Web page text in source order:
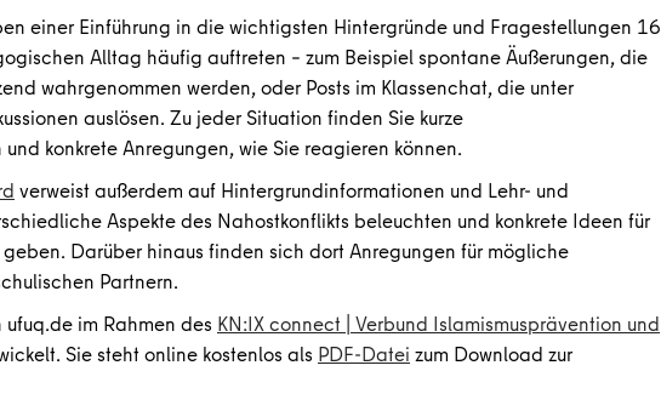
einer Einführung in die wichtigsten Hintergründe und Fragestellungen 16
Alltag häufig auftreten – zum Beispiel spontane Äußerungen, die
wahrgenommen werden, oder Posts im Klassenchat, die unter
auslösen. Zu jeder Situation finden Sie kurze
konkrete Anregungen, wie Sie reagieren können.
verweist außerdem auf Hintergrundinformationen und Lehr- und
Aspekte des Nahostkonflikts beleuchten und konkrete Ideen für
Darüber hinaus finden sich dort Anregungen für mögliche
Partnern.
im Rahmen des KN:IX connect | Verbund Islamismusprävention und
Sie steht online kostenlos als PDF-Datei zum Download zur